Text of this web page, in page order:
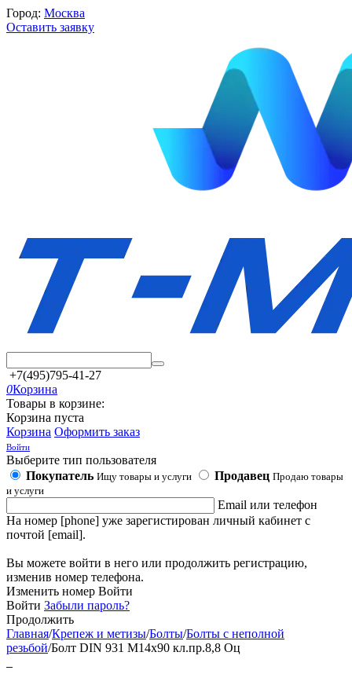
Город: Москва
Оставить заявку
+7(495)795-41-27
0Корзина
Товары в корзине:
Корзина пуста
Корзина Оформить заказ
Войти
Выберите тип пользователя
Покупатель Ищу товары и услуги Продавец Продаю товары
и услуги
Email или телефон
На номер [phone] уже зарегистирован личный кабинет с
почтой [email].
Вы можете войти в него или продолжить регистрацию,
изменив номер телефона.
Изменить номер Войти
Войти Забыли пароль?
Продолжить
Главная/Крепеж и метизы/Болты/Болты с неполной
резьбой/Болт DIN 931 М14х90 кл.пр.8,8 Оц